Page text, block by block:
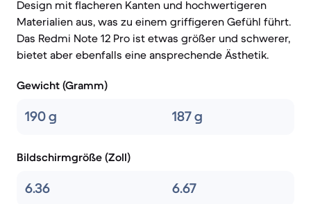
Design mit flacheren Kanten und hochwertigeren
Materialien aus, was zu einem griffigeren Gefühl führt.
Das Redmi Note 12 Pro ist etwas größer und schwerer,
bietet aber ebenfalls eine ansprechende Ästhetik.
Gewicht (Gramm)
190 g 187 g
Bildschirmgröße (Zoll)
6.36 6.67